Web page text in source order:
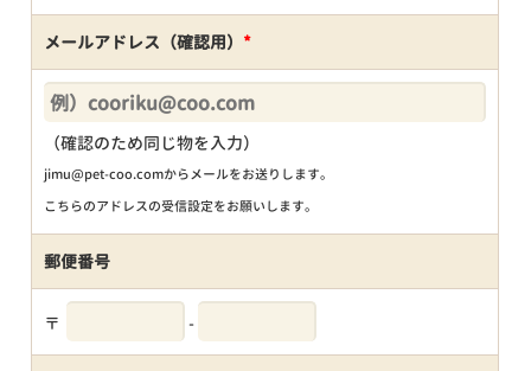
メールアドレス（確認用） *
（確認のため同じ物を入力）
jimu@pet-coo.comからメールをお送りします。
こちらのアドレスの受信設定をお願いします。
郵便番号
〒 -